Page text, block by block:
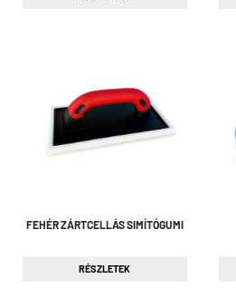
FEHÉR ZÁRTCELLÁS SIMÍTÓGUMI
RÉSZLETEK